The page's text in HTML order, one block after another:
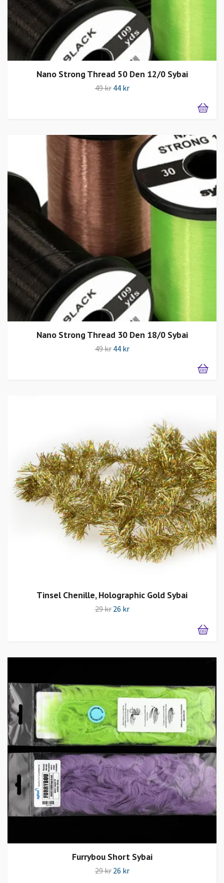
Nano Strong Thread 50 Den 12/0 Sybai
49 kr 44 kr
Nano Strong Thread 30 Den 18/0 Sybai
49 kr 44 kr
Tinsel Chenille, Holographic Gold Sybai
29 kr 26 kr
Furrybou Short Sybai
29 kr 26 kr